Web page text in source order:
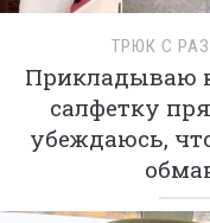
ТРЮК С
Прикладываю
салфетку
убеждаюсь,